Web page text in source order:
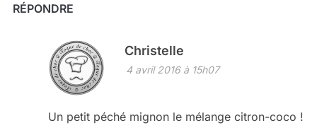
RÉPONDRE
Christelle
4 avril 2016 à 15h07
Un petit péché mignon le mélange citron-coco !